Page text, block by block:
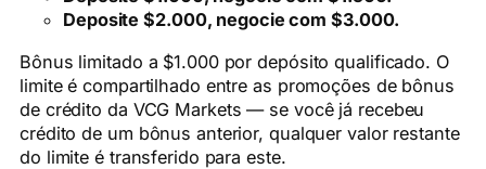
Deposite $2.000, negocie com $3.000.
Bônus limitado a $1.000 por depósito qualificado. O
limite é compartilhado entre as promoções de bônus
de crédito da VCG Markets — se você já recebeu
crédito de um bônus anterior, qualquer valor restante
do limite é transferido para este.